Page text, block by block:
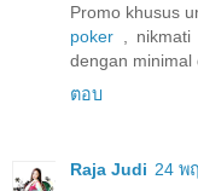
Promo khusus
poker , nikmati
dengan minimal
ตอบ
Raja Judi 24 พ